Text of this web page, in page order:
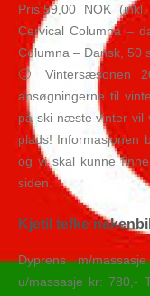
Pris:59,00 NOK
Cervical Columna –
Columna – Dansk, 50
🙂 Vintersæsonen
ansøgningerne til
på ski næste vinter vil
plads! Informasjonen
og vi skal kunne
siden.
Kjetil tefke
Dyprens m/
u/massasje kr: 780,-